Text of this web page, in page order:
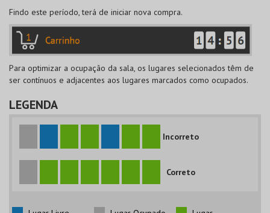
Findo este período, terá de iniciar nova compra.
Para optimizar a ocupação da sala, os lugares selecionados têm de
ser contínuos e adjacentes aos lugares marcados como ocupados.
LEGENDA
Incorreto
Correto